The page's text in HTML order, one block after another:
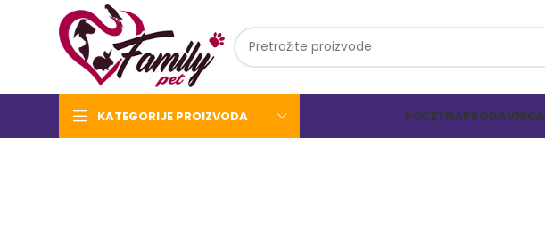
KATEGORIJE PROIZVODA POČETNAPRODAVNICA